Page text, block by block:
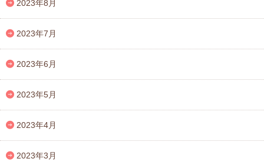
2023年8月
2023年7月
2023年6月
2023年5月
2023年4月
2023年3月